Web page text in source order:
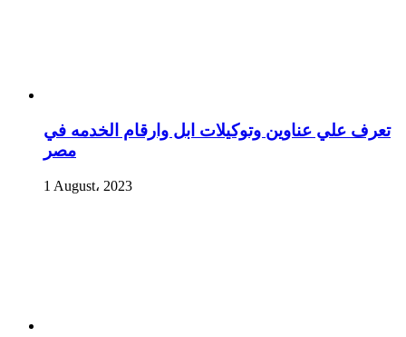
تعرف علي عناوين وتوكيلات ابل وارقام الخدمه في
مصر
1 August، 2023